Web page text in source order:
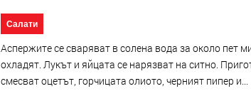
Салати
Аспержите се сваряват в солена вода за около пет
охладят. Лукът и яйцата се нарязват на ситно.
смесват оцетът, горчицата олиото, черният пипер и...